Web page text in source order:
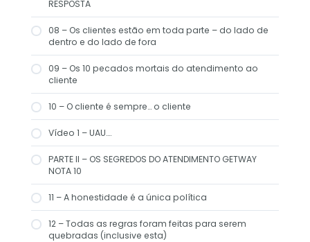
RESPOSTA
08 – Os clientes estão em toda parte – do lado de
dentro e do lado de fora
09 – Os 10 pecados mortais do atendimento ao
cliente
10 – O cliente é sempre… o cliente
Vídeo 1 – UAU….
PARTE II – OS SEGREDOS DO ATENDIMENTO GETWAY
NOTA 10
11 – A honestidade é a única política
12 – Todas as regras foram feitas para serem
quebradas (inclusive esta)